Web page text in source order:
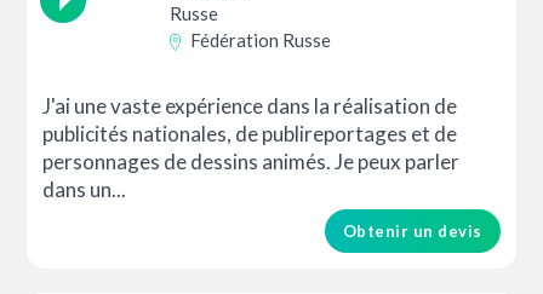
Russe
Fédération Russe
J'ai une vaste expérience dans la réalisation de
publicités nationales, de publireportages et de
personnages de dessins animés. Je peux parler
dans un...
Obtenir un devis